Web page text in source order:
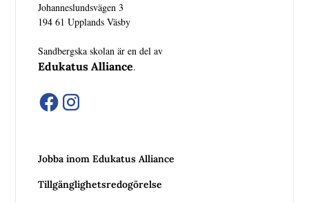
Johanneslundsvägen 3
194 61 Upplands Väsby
Sandbergska skolan är en del av
Edukatus Alliance.
Jobba inom Edukatus Alliance
Tillgänglighetsredogörelse